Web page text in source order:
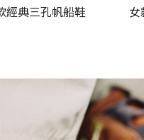
經典三孔帆船鞋 女